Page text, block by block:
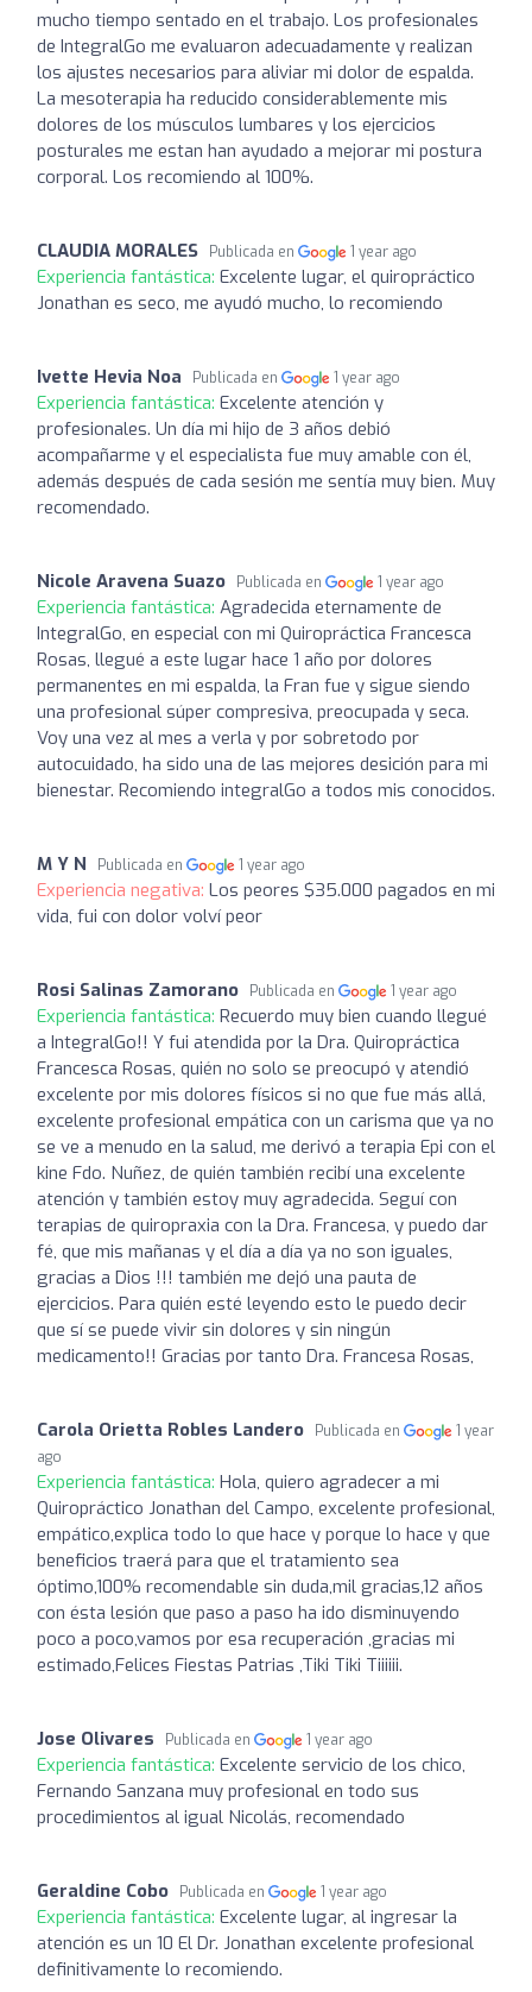
mucho tiempo sentado en el trabajo. Los profesionales
de IntegralGo me evaluaron adecuadamente y realizan
los ajustes necesarios para aliviar mi dolor de espalda.
La mesoterapia ha reducido considerablemente mis
dolores de los músculos lumbares y los ejercicios
posturales me estan han ayudado a mejorar mi postura
corporal. Los recomiendo al 100%.
CLAUDIA MORALES Publicada en 1 year ago
Experiencia fantástica: Excelente lugar, el quiropráctico
Jonathan es seco, me ayudó mucho, lo recomiendo
Ivette Hevia Noa Publicada en 1 year ago
Experiencia fantástica: Excelente atención y
profesionales. Un día mi hijo de 3 años debió
acompañarme y el especialista fue muy amable con él,
además después de cada sesión me sentía muy bien. Muy
recomendado.
Nicole Aravena Suazo Publicada en 1 year ago
Experiencia fantástica: Agradecida eternamente de
IntegralGo, en especial con mi Quiropráctica Francesca
Rosas, llegué a este lugar hace 1 año por dolores
permanentes en mi espalda, la Fran fue y sigue siendo
una profesional súper compresiva, preocupada y seca.
Voy una vez al mes a verla y por sobretodo por
autocuidado, ha sido una de las mejores desición para mi
bienestar. Recomiendo integralGo a todos mis conocidos.
M Y N Publicada en 1 year ago
Experiencia negativa: Los peores $35.000 pagados en mi
vida, fui con dolor volví peor
Rosi Salinas Zamorano Publicada en 1 year ago
Experiencia fantástica: Recuerdo muy bien cuando llegué
a IntegralGo!! Y fui atendida por la Dra. Quiropráctica
Francesca Rosas, quién no solo se preocupó y atendió
excelente por mis dolores físicos si no que fue más allá,
excelente profesional empática con un carisma que ya no
se ve a menudo en la salud, me derivó a terapia Epi con el
kine Fdo. Nuñez, de quién también recibí una excelente
atención y también estoy muy agradecida. Seguí con
terapias de quiropraxia con la Dra. Francesa, y puedo dar
fé, que mis mañanas y el día a día ya no son iguales,
gracias a Dios !!! también me dejó una pauta de
ejercicios. Para quién esté leyendo esto le puedo decir
que sí se puede vivir sin dolores y sin ningún
medicamento!! Gracias por tanto Dra. Francesa Rosas,
Carola Orietta Robles Landero Publicada en
1 year
ago
Experiencia fantástica: Hola, quiero agradecer a mi
Quiropráctico Jonathan del Campo, excelente profesional,
empático,explica todo lo que hace y porque lo hace y que
beneficios traerá para que el tratamiento sea
óptimo,100% recomendable sin duda,mil gracias,12 años
con ésta lesión que paso a paso ha ido disminuyendo
poco a poco,vamos por esa recuperación ,gracias mi
estimado,Felices Fiestas Patrias ,Tiki Tiki Tiiiiii.
Jose Olivares Publicada en 1 year ago
Experiencia fantástica: Excelente servicio de los chico,
Fernando Sanzana muy profesional en todo sus
procedimientos al igual Nicolás, recomendado
Geraldine Cobo Publicada en 1 year ago
Experiencia fantástica: Excelente lugar, al ingresar la
atención es un 10 El Dr. Jonathan excelente profesional
definitivamente lo recomiendo.